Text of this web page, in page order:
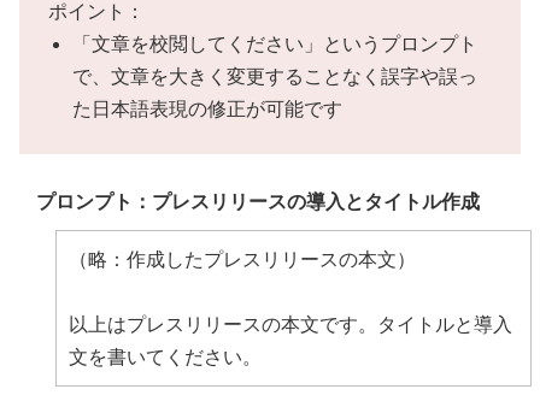
ポイント：
「文章を校閲してください」というプロンプト
で、文章を大きく変更することなく誤字や誤っ
た日本語表現の修正が可能です
プロンプト：プレスリリースの導入とタイトル作成
（略：作成したプレスリリースの本文）
以上はプレスリリースの本文です。タイトルと導入
文を書いてください。